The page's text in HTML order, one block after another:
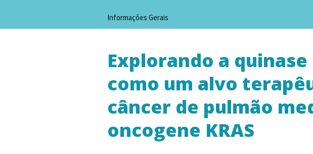
Informações Gerais
Explorando a
como um alvo
câncer de pulmão
oncogene KRAS